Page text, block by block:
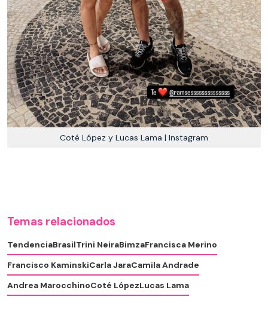
Coté López y Lucas Lama | Instagram
Temas relacionados
TendenciaBrasilTrini NeiraBimzaFrancisca Merino
Francisco KaminskiCarla JaraCamila Andrade
Andrea MarocchinoCoté LópezLucas Lama